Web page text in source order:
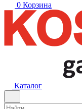
0 Корзина
Каталог